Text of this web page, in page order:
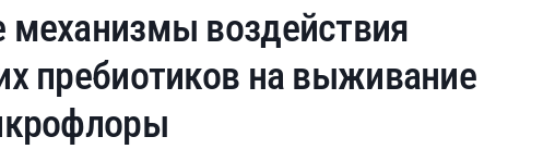
воздействия
пребиотиков на выживание